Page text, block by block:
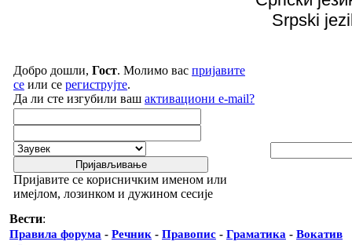
Srpski
Добро дошли, Гост. Молимо вас пријавите
се или се региструјте.
Да ли сте изгубили ваш активациони e-mail?
Пријавите се корисничким именом или
имејлом, лозинком и дужином сесије
Вести:
Правила форума - Речник - Правопис - Граматика - Вокатив